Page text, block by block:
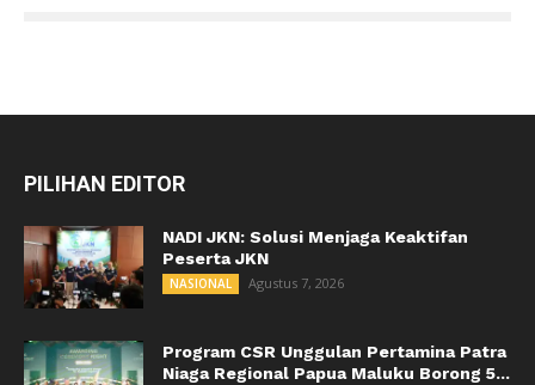
PILIHAN EDITOR
NADI JKN: Solusi Menjaga Keaktifan
Peserta JKN
NASIONAL Agustus 7, 2026
Program CSR Unggulan Pertamina Patra
Niaga Regional Papua Maluku Borong 5...